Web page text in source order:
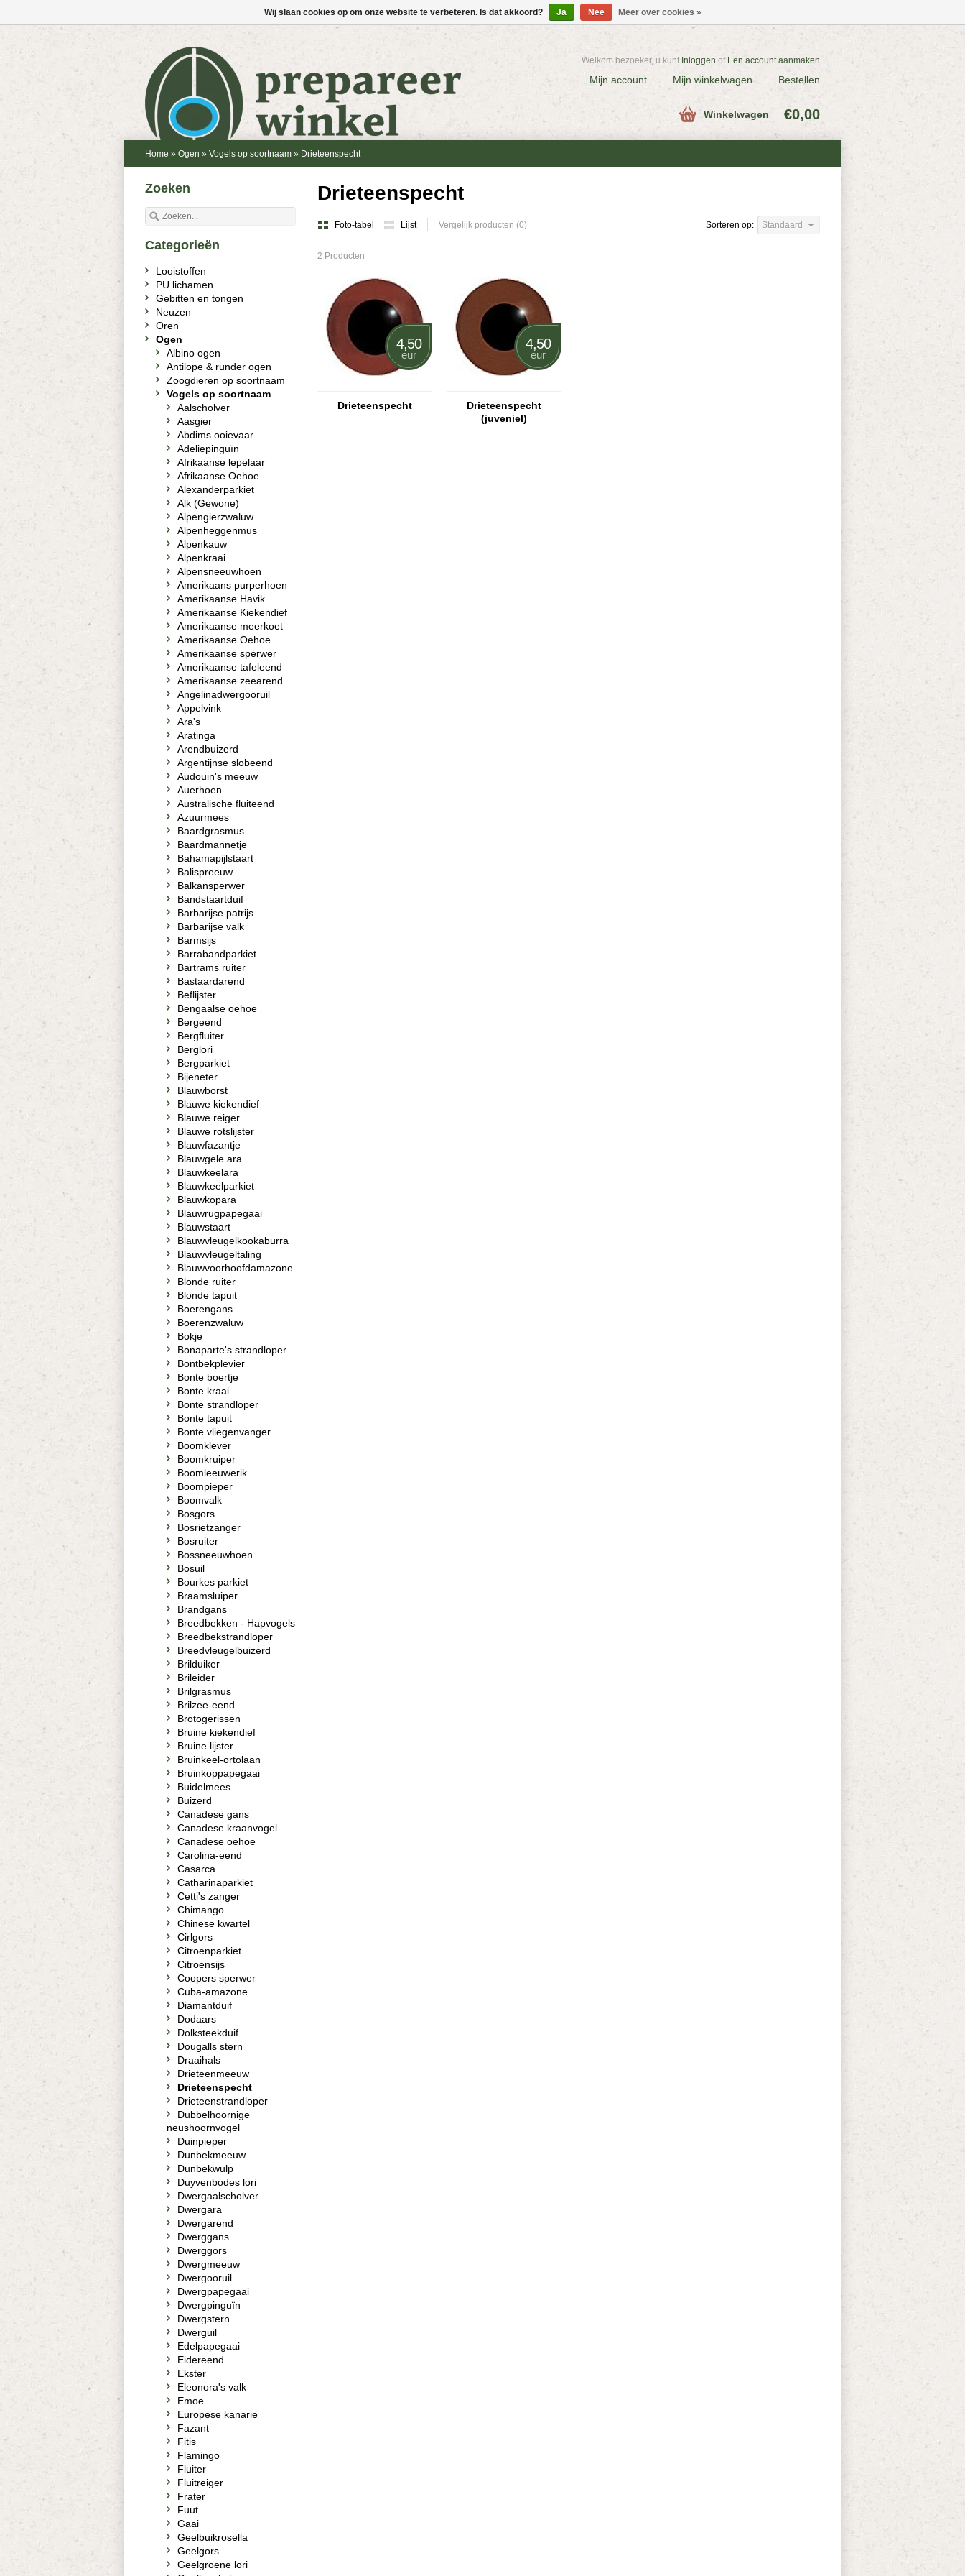
Welkom bezoeker, u kunt Inloggen of Een account aanmaken
Mijn account Mijn winkelwagen Bestellen
Winkelwagen €0,00
Home » Ogen » Vogels op soortnaam » Drieteenspecht
Drieteenspecht
Foto-tabel Lijst Vergelijk producten (0) Sorteren op: Standaard
2 Producten
4,50
eur
Drieteenspecht
4,50
eur
Drieteenspecht
(juveniel)
Zoeken
Categorieën
Looistoffen
PU lichamen
Gebitten en tongen
Neuzen
Oren
Ogen
Albino ogen
Antilope & runder ogen
Zoogdieren op soortnaam
Vogels op soortnaam
Aalscholver
Aasgier
Abdims ooievaar
Adeliepinguïn
Afrikaanse lepelaar
Afrikaanse Oehoe
Alexanderparkiet
Alk (Gewone)
Alpengierzwaluw
Alpenheggenmus
Alpenkauw
Alpenkraai
Alpensneeuwhoen
Amerikaans purperhoen
Amerikaanse Havik
Amerikaanse Kiekendief
Amerikaanse meerkoet
Amerikaanse Oehoe
Amerikaanse sperwer
Amerikaanse tafeleend
Amerikaanse zeearend
Angelinadwergooruil
Appelvink
Ara's
Aratinga
Arendbuizerd
Argentijnse slobeend
Audouin's meeuw
Auerhoen
Australische fluiteend
Azuurmees
Baardgrasmus
Baardmannetje
Bahamapijlstaart
Balispreeuw
Balkansperwer
Bandstaartduif
Barbarijse patrijs
Barbarijse valk
Barmsijs
Barrabandparkiet
Bartrams ruiter
Bastaardarend
Beflijster
Bengaalse oehoe
Bergeend
Bergfluiter
Berglori
Bergparkiet
Bijeneter
Blauwborst
Blauwe kiekendief
Blauwe reiger
Blauwe rotslijster
Blauwfazantje
Blauwgele ara
Blauwkeelara
Blauwkeelparkiet
Blauwkopara
Blauwrugpapegaai
Blauwstaart
Blauwvleugelkookaburra
Blauwvleugeltaling
Blauwvoorhoofdamazone
Blonde ruiter
Blonde tapuit
Boerengans
Boerenzwaluw
Bokje
Bonaparte's strandloper
Bontbekplevier
Bonte boertje
Bonte kraai
Bonte strandloper
Bonte tapuit
Bonte vliegenvanger
Boomklever
Boomkruiper
Boomleeuwerik
Boompieper
Boomvalk
Bosgors
Bosrietzanger
Bosruiter
Bossneeuwhoen
Bosuil
Bourkes parkiet
Braamsluiper
Brandgans
Breedbekken - Hapvogels
Breedbekstrandloper
Breedvleugelbuizerd
Brilduiker
Brileider
Brilgrasmus
Brilzee-eend
Brotogerissen
Bruine kiekendief
Bruine lijster
Bruinkeel-ortolaan
Bruinkoppapegaai
Buidelmees
Buizerd
Canadese gans
Canadese kraanvogel
Canadese oehoe
Carolina-eend
Casarca
Catharinaparkiet
Cetti's zanger
Chimango
Chinese kwartel
Cirlgors
Citroenparkiet
Citroensijs
Coopers sperwer
Cuba-amazone
Diamantduif
Dodaars
Dolksteekduif
Dougalls stern
Draaihals
Drieteenmeeuw
Drieteenspecht
Drieteenstrandloper
Dubbelhoornige
neushoornvogel
Duinpieper
Dunbekmeeuw
Dunbekwulp
Duyvenbodes lori
Dwergaalscholver
Dwergara
Dwergarend
Dwerggans
Dwerggors
Dwergmeeuw
Dwergooruil
Dwergpapegaai
Dwergpinguïn
Dwergstern
Dwerguil
Edelpapegaai
Eidereend
Ekster
Eleonora's valk
Emoe
Europese kanarie
Fazant
Fitis
Flamingo
Fluiter
Fluitreiger
Frater
Fuut
Gaai
Geelbuikrosella
Geelgors
Geelgroene lori
Wij slaan cookies op om onze website te verbeteren. Is dat akkoord? Ja Nee Meer over cookies »